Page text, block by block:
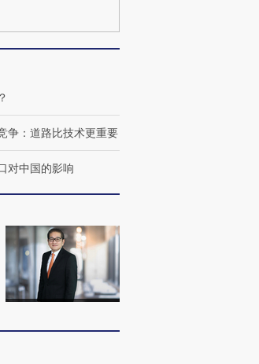
用街头抗争将教
下台
生活方式·第三对
【商旅对话】华住集团
住三大增长引擎是什么？
争：道路比技术更重要
对中国的影响